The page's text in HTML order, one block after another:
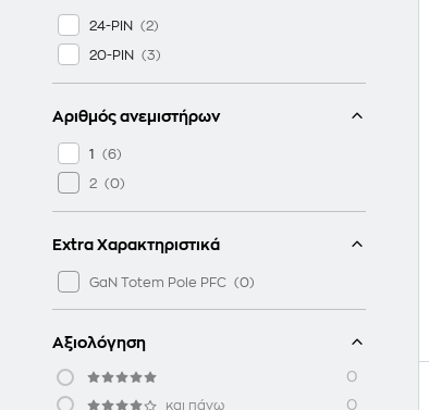
24-PIN
20-PIN
Αριθμός ανεμιστήρων
1
2
Extra Χαρακτηριστικά
GaN Totem Pole PFC
Αξιολόγηση
0
και πάνω 0